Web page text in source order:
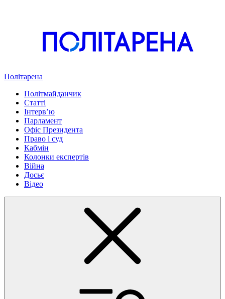
Політарена
Політмайданчик
Статті
Інтервʼю
Парламент
Офіс Президента
Право і суд
Кабмін
Колонки експертів
Війна
Досьє
Відео